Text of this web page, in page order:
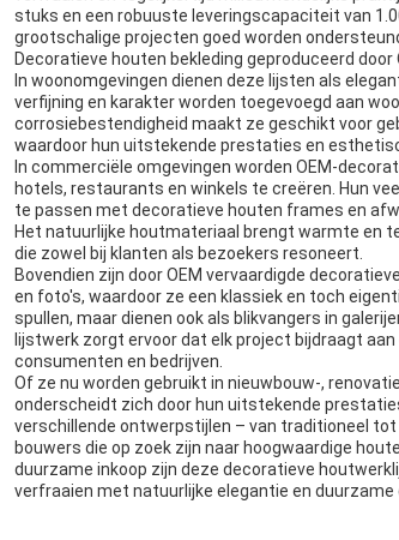
stuks en een robuuste leveringscapaciteit van
grootschalige projecten goed worden
Decoratieve houten bekleding geproduceerd
In woonomgevingen dienen deze lijsten als
verfijning en karakter worden toegevoegd aan
corrosiebestendigheid maakt ze geschikt voor
waardoor hun uitstekende prestaties en
In commerciële omgevingen worden OEM-
hotels, restaurants en winkels te creëren. Hun
te passen met decoratieve houten frames en
Het natuurlijke houtmateriaal brengt warmte en
die zowel bij klanten als bezoekers resoneert.
Bovendien zijn door OEM vervaardigde
en foto's, waardoor ze een klassiek en toch
spullen, maar dienen ook als blikvangers in
lijstwerk zorgt ervoor dat elk project bijdraagt
consumenten en bedrijven.
Of ze nu worden gebruikt in nieuwbouw-,
onderscheidt zich door hun uitstekende
verschillende ontwerpstijlen – van traditioneel
bouwers die op zoek zijn naar hoogwaardige
duurzame inkoop zijn deze decoratieve
verfraaien met natuurlijke elegantie en duurzame